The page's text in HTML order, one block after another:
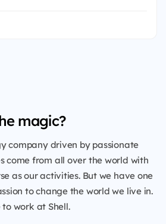
magic?
company driven by passionate
come from all over the world with
as our activities. But we have one
to change the world we live in.
work at Shell.